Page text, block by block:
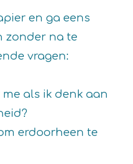
en ga eens
zonder na te
vragen:
me als ik denk aan
erdoorheen te